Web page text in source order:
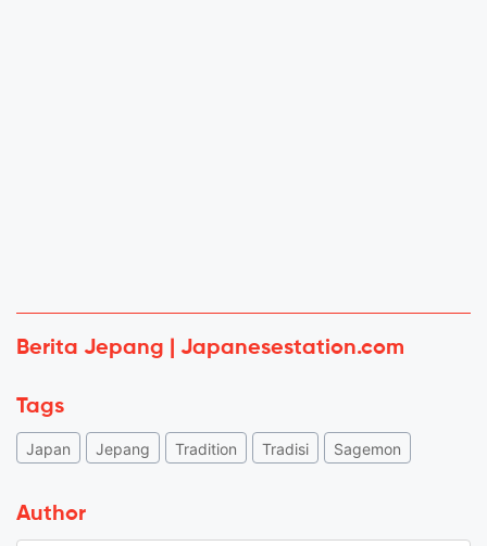
Berita Jepang | Japanesestation.com
Tags
Japan Jepang Tradition Tradisi Sagemon
Author